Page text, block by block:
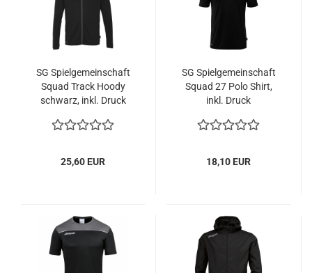
SG Spielgemeinschaft
Squad Track Hoody
schwarz, inkl. Druck
25,60 EUR
SG Spielgemeinschaft
Squad 27 Polo Shirt,
inkl. Druck
18,10 EUR